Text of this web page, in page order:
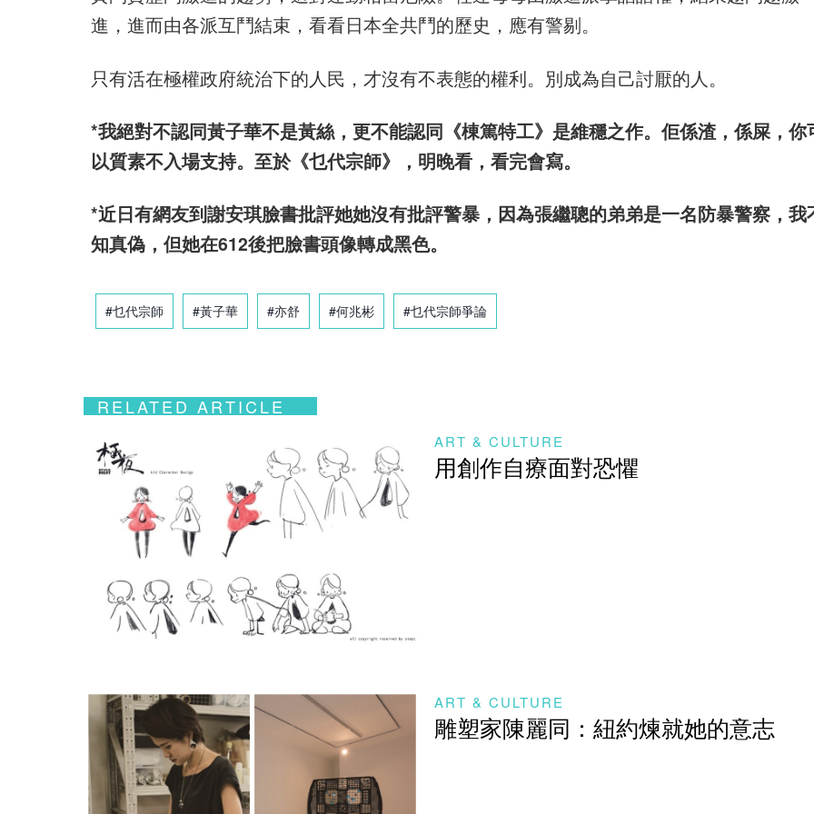
進，進而由各派互鬥結束，看看日本全共鬥的歷史，應有警剔。
只有活在極權政府統治下的人民，才沒有不表態的權利。別成為自己討厭的人。
*我絕對不認同黃子華不是黃絲，更不能認同《棟篤特工》是維穩之作。佢係渣，係屎，你
以質素不入場支持。至於《乜代宗師》，明晚看，看完會寫。
*近日有網友到謝安琪臉書批評她她沒有批評警暴，因為張繼聰的弟弟是一名防暴警察，我
知真偽，但她在612後把臉書頭像轉成黑色。
#乜代宗師 #黃子華 #亦舒 #何兆彬 #乜代宗師爭論
RELATED ARTICLE
ART & CULTURE
用創作自療面對恐懼
ART & CULTURE
雕塑家陳麗同：紐約煉就她的意志